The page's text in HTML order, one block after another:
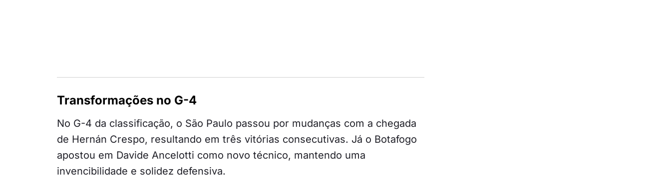
Transformações no G-4
No G-4 da classificação, o São Paulo passou por mudanças com a chegada
de Hernán Crespo, resultando em três vitórias consecutivas. Já o Botafogo
apostou em Davide Ancelotti como novo técnico, mantendo uma
invencibilidade e solidez defensiva.